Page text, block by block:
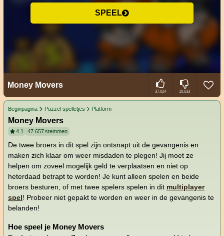
SPEEL
Money Movers
37.024 10.633
Beginpagina Puzzel spelletjes Platform
Money Movers
4.1 47.657stemmen
De twee broers in dit spel zijn ontsnapt uit de gevangenis en
maken zich klaar om weer misdaden te plegen! Jij moet ze
helpen om zoveel mogelijk geld te verplaatsen en niet op
heterdaad betrapt te worden! Je kunt alleen spelen en beide
broers besturen, of met twee spelers spelen in dit multiplayer
spel! Probeer niet gepakt te worden en weer in de gevangenis te
belanden!
Hoe speel je Money Movers